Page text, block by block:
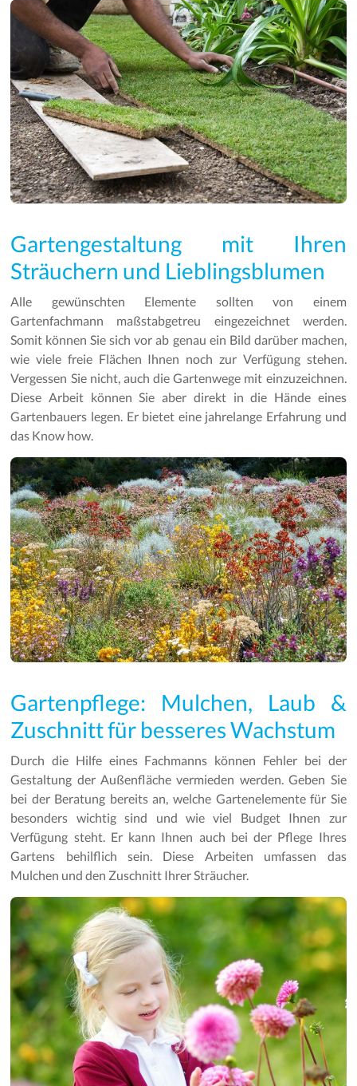
Gartengestaltung mit Ihren
Sträuchern und Lieblingsblumen
Alle gewünschten Elemente sollten von einem
Gartenfachmann maßstabgetreu eingezeichnet werden.
Somit können Sie sich vor ab genau ein Bild darüber machen,
wie viele freie Flächen Ihnen noch zur Verfügung stehen.
Vergessen Sie nicht, auch die Gartenwege mit einzuzeichnen.
Diese Arbeit können Sie aber direkt in die Hände eines
Gartenbauers legen. Er bietet eine jahrelange Erfahrung und
das Know how.
Gartenpflege: Mulchen, Laub &
Zuschnitt für besseres Wachstum
Durch die Hilfe eines Fachmanns können Fehler bei der
Gestaltung der Außenfläche vermieden werden. Geben Sie
bei der Beratung bereits an, welche Gartenelemente für Sie
besonders wichtig sind und wie viel Budget Ihnen zur
Verfügung steht. Er kann Ihnen auch bei der Pflege Ihres
Gartens behilflich sein. Diese Arbeiten umfassen das
Mulchen und den Zuschnitt Ihrer Sträucher.